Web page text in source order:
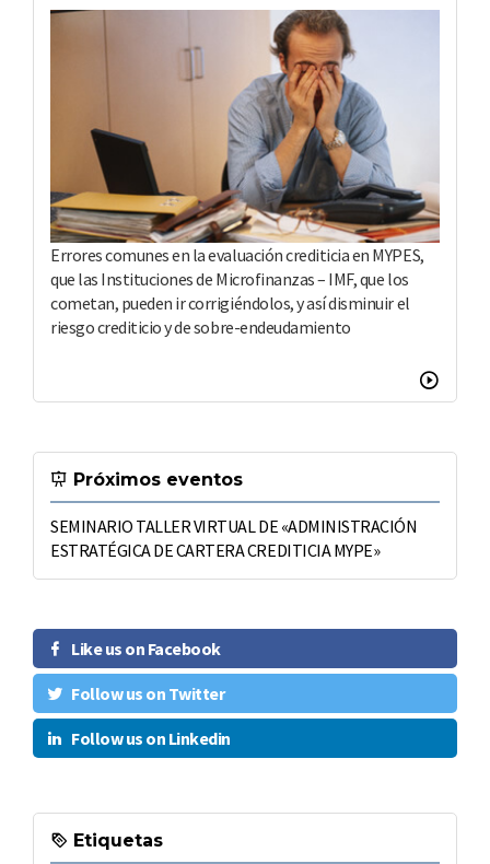
Errores comunes en la evaluación crediticia en MYPES,
que las Instituciones de Microfinanzas – IMF, que los
cometan, pueden ir corrigiéndolos, y así disminuir el
riesgo crediticio y de sobre-endeudamiento
Próximos eventos
SEMINARIO TALLER VIRTUAL DE «ADMINISTRACIÓN
ESTRATÉGICA DE CARTERA CREDITICIA MYPE»
Like us on Facebook
Follow us on Twitter
Follow us on Linkedin
Etiquetas